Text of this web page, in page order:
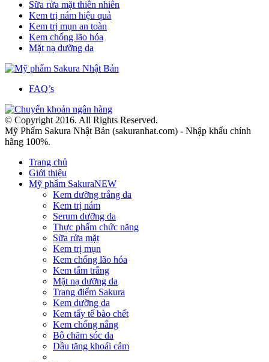
Sữa rửa mặt thiên nhiên
Kem trị nám hiệu quả
Kem trị mụn an toàn
Kem chống lão hóa
Mặt nạ dưỡng da
FAQ’s
© Copyright 2016. All Rights Reserved.
Mỹ Phẩm Sakura Nhật Bản (sakuranhat.com) - Nhập khẩu chính
hãng 100%.
Trang chủ
Giới thiệu
Mỹ phẩm SakuraNEW
Kem dưỡng trắng da
Kem trị nám
Serum dưỡng da
Thực phẩm chức năng
Sữa rửa mặt
Kem trị mụn
Kem chống lão hóa
Kem tắm trắng
Mặt nạ dưỡng da
Trang điểm Sakura
Kem dưỡng da
Kem tẩy tế bào chết
Kem chống nắng
Bộ chăm sóc da
Dầu tăng khoái cảm